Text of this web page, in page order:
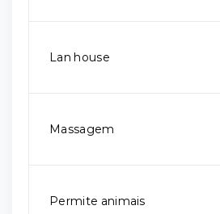
Lan house
Massagem
Permite animais